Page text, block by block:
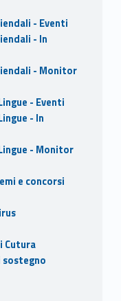
- Eventi
- In
- Monitor
- Eventi
- In
- Monitor
e concorsi
Cutura
sostegno